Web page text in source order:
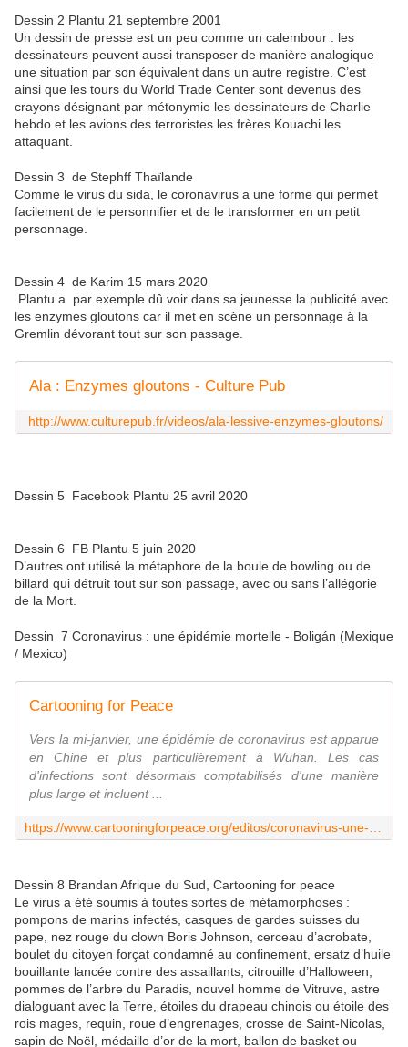
Dessin 2 Plantu 21 septembre 2001
Un dessin de presse est un peu comme un calembour : les
dessinateurs peuvent aussi transposer de manière analogique
une situation par son équivalent dans un autre registre. C’est
ainsi que les tours du World Trade Center sont devenus des
crayons désignant par métonymie les dessinateurs de Charlie
hebdo et les avions des terroristes les frères Kouachi les
attaquant.
Dessin 3 de Stephff Thaïlande
Comme le virus du sida, le coronavirus a une forme qui permet
facilement de le personnifier et de le transformer en un petit
personnage.
Dessin 4 de Karim 15 mars 2020
Plantu a par exemple dû voir dans sa jeunesse la publicité avec
les enzymes gloutons car il met en scène un personnage à la
Gremlin dévorant tout sur son passage.
Ala : Enzymes gloutons - Culture Pub
http://www.culturepub.fr/videos/ala-lessive-enzymes-gloutons/
Dessin 5 Facebook Plantu 25 avril 2020
Dessin 6 FB Plantu 5 juin 2020
D’autres ont utilisé la métaphore de la boule de bowling ou de
billard qui détruit tout sur son passage, avec ou sans l’allégorie
de la Mort.
Dessin 7 Coronavirus : une épidémie mortelle - Boligán (Mexique
/ Mexico)
Cartooning for Peace
Vers la mi-janvier, une épidémie de coronavirus est apparue
en Chine et plus particulièrement à Wuhan. Les cas
d'infections sont désormais comptabilisés d'une manière
plus large et incluent ...
Dessin 8 Brandan Afrique du Sud, Cartooning for peace
Le virus a été soumis à toutes sortes de métamorphoses :
pompons de marins infectés, casques de gardes suisses du
pape, nez rouge du clown Boris Johnson, cerceau d’acrobate,
boulet du citoyen forçat condamné au confinement, ersatz d’huile
bouillante lancée contre des assaillants, citrouille d’Halloween,
pommes de l’arbre du Paradis, nouvel homme de Vitruve, astre
dialoguant avec la Terre, étoiles du drapeau chinois ou étoile des
rois mages, requin, roue d’engrenages, crosse de Saint-Nicolas,
sapin de Noël, médaille d’or de la mort, ballon de basket ou